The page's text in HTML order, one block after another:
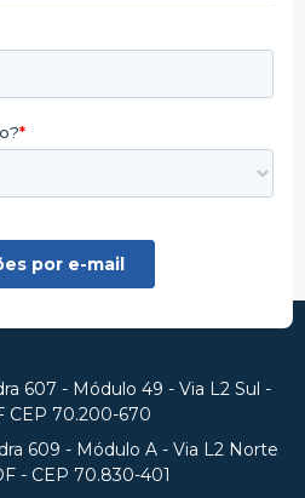
607 - Módulo 49 - Via L2 Sul -
CEP 70.200-670
609 - Módulo A - Via L2 Norte
- CEP 70.830-401